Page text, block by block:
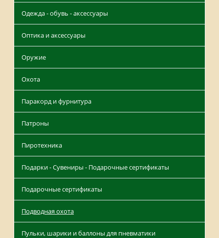
Одежда - обувь - аксессуары
Оптика и аксессуары
Оружие
Охота
Паракорд и фурнитура
Патроны
Пиротехника
Подарки - Сувениры - Подарочные сертификаты
Подарочные сертификаты
Подводная охота
Пульки, шарики и баллоны для пневматики